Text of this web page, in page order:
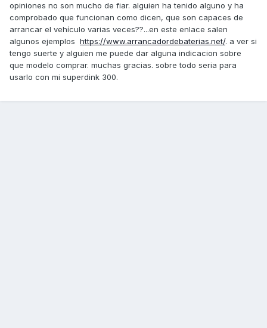
opiniones no son mucho de fiar. alguien ha tenido alguno y ha
comprobado que funcionan como dicen, que son capaces de
arrancar el vehículo varias veces??...en este enlace salen
algunos ejemplos https://www.arrancadordebaterias.net/. a ver si
tengo suerte y alguien me puede dar alguna indicacion sobre
que modelo comprar. muchas gracias. sobre todo seria para
usarlo con mi superdink 300.